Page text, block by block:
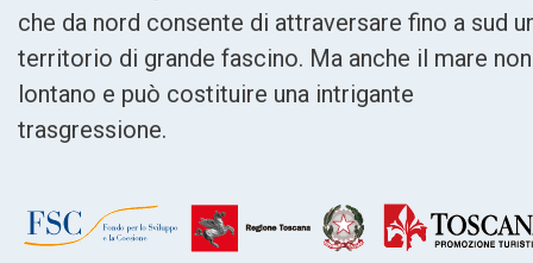
che da nord consente di attraversare fino a sud
territorio di grande fascino. Ma anche il mare
lontano e può costituire una intrigante
trasgressione.